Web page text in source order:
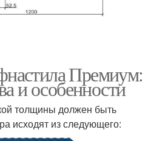
Премиум:
и особенности
толщины должен быть
исходят из следующего: